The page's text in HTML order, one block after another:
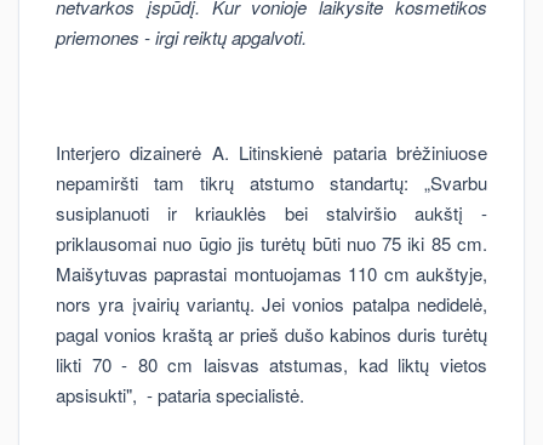
netvarkos įspūdį. Kur vonioje laikysite kosmetikos
priemones - irgi reiktų apgalvoti.
Interjero dizainerė A. Litinskienė pataria brėžiniuose
nepamiršti tam tikrų atstumo standartų: „Svarbu
susiplanuoti ir kriauklės bei stalviršio aukštį -
priklausomai nuo ūgio jis turėtų būti nuo 75 iki 85 cm.
Maišytuvas paprastai montuojamas 110 cm aukštyje,
nors yra įvairių variantų. Jei vonios patalpa nedidelė,
pagal vonios kraštą ar prieš dušo kabinos duris turėtų
likti 70 - 80 cm laisvas atstumas, kad liktų vietos
apsisukti", - pataria specialistė.